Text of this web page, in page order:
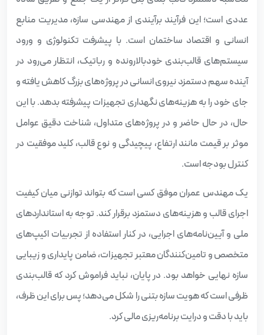
عددی است؛ این فرآیند برآیندی از مهندسی سازه، مدیریت منابع
انسانی و اقتصاد ساختمان است. با پیشرفت تکنولوژی و ورود
سیستم‌های قالب‌بندی خودبالارونده و رباتیک، انتظار می‌رود در
آینده سهم دستمزد نیروی انسانی در پروژه‌های بزرگ کاهش یافته و
جای خود را به هزینه‌های نگهداری تجهیزات پیشرفته بدهد. با این
حال، در حال حاضر و در پروژه‌های متداول، شناخت دقیق عوامل
موثر بر قیمت مانند ارتفاع، پیچیدگی و نوع قالب، کلید موفقیت در
کنترل بودجه است.
یک مهندس عمران موفق کسی است که بتواند توازنی میان کیفیت
اجرای قالب و هزینه‌های دستمزد برقرار کند. توجه به استانداردهای
ملی و آیین‌نامه‌های اجرایی، در کنار استفاده از تجربیات اکیپ‌های
متخصص و تامین‌کنندگان معتبر تجهیزات، ضامن پایداری و زیبایی
سازه نهایی خواهد بود. در پایان، نباید فراموش کرد که قالب‌بندی
ظرفی است که هویت سازه بتنی را شکل می‌دهد؛ پس برای این ظرف،
باید با دقت و درایت برنامه‌ریزی مالی کرد.